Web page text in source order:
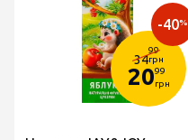
34
99
грн
2099
грн
-40%